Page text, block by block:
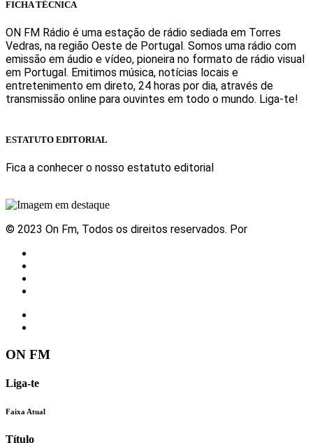
FICHA TÉCNICA
ON FM Rádio é uma estação de rádio sediada em Torres
Vedras, na região Oeste de Portugal. Somos uma rádio com
emissão em áudio e vídeo, pioneira no formato de rádio visual
em Portugal. Emitimos música, notícias locais e
entretenimento em direto, 24 horas por dia, através de
transmissão online para ouvintes em todo o mundo. Liga-te!
ESTATUTO EDITORIAL
Fica a conhecer o nosso estatuto editorial
© 2023 On Fm, Todos os direitos reservados. Por
ON FM
Liga-te
Faixa Atual
Título